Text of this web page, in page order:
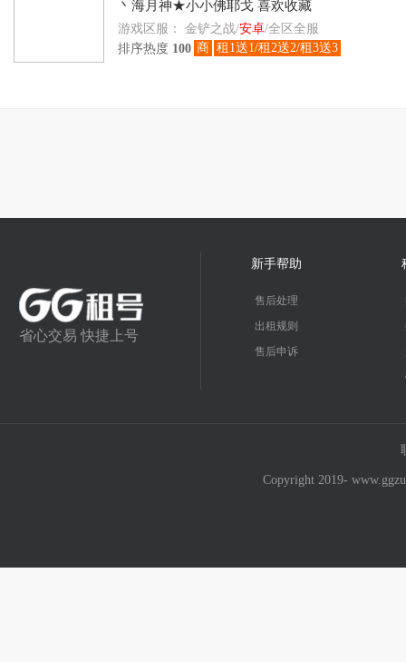
丶海月神★小小佛耶戈 喜欢收藏
游戏区服： 金铲之战/安卓/全区全服
排序热度 100 商 租1送1/租2送2/租3送3
省心交易 快捷上号
新手帮助
售后处理
出租规则
售后申诉
Copyright 2019-